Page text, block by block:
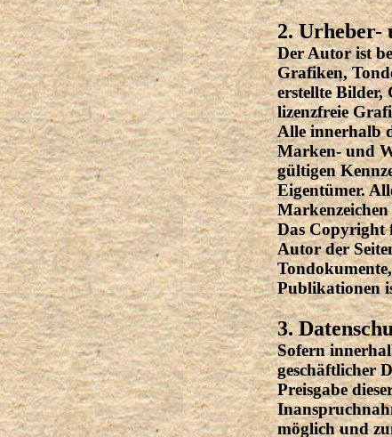
2. Urheber-
Der Autor ist
Grafiken,
erstellte Bilder,
lizenzfreie
Alle innerhalb
Marken- und
gültigen
Eigentümer.
Das Copyright
Autor der
Publikationen
3.
Sofern
geschäftlicher
Preisgabe
möglich und